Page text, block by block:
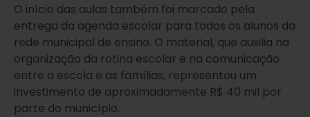
O início das aulas também foi marcado pela
entrega da agenda escolar para todos os alunos da
rede municipal de ensino. O material, que auxilia na
organização da rotina escolar e na comunicação
entre a escola e as famílias, representou um
investimento de aproximadamente R$ 40 mil por
parte do município.